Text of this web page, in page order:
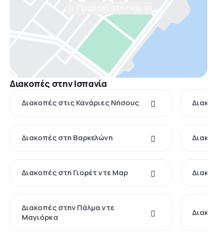
Διακοπές στην Ισπανία
Διακοπές στις Κανάριες Νήσους
Διακοπές στη Βαρκελώνη
Διακοπές στη Γιορέτ ντε Μαρ
Διακοπές στην Πάλμα ντε
Μαγιόρκα